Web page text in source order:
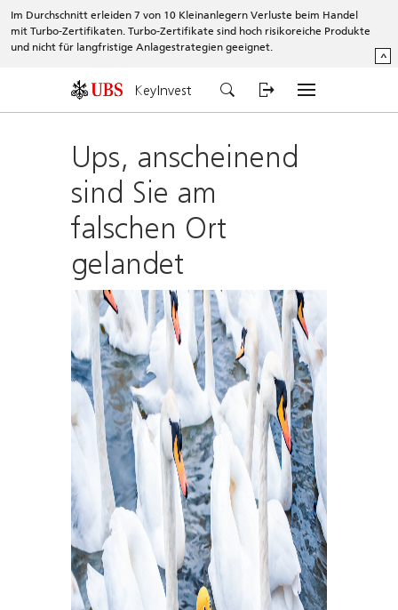
Im Durchschnitt erleiden 7 von 10 Kleinanlegern Verluste beim Handel
mit Turbo-Zertifikaten. Turbo-Zertifikate sind hoch risikoreiche Produkte
und nicht für langfristige Anlagestrategien geeignet.
^
KeyInvest
Ups, anscheinend
sind Sie am
falschen Ort
gelandet